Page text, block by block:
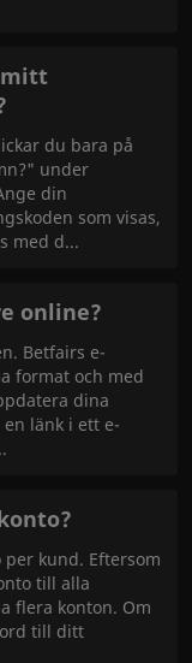
mitt
du bara på
under
din
som visas,
med d
online?
Betfairs e-
format och med
dina
länk i ett e-
kund. Eftersom
till alla
flera konton. Om
till ditt